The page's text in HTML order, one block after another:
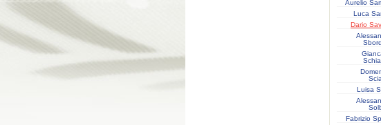
Aurelio
Luca
Dario
Luisa
Fabrizio